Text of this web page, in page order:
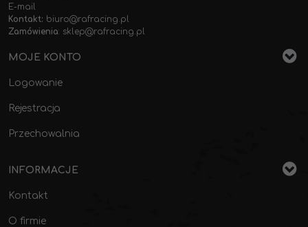
E-mail
Kontakt: biuro@rafracing.pl
Zamówienia: sklep@rafracing.pl
MOJE KONTO
Logowanie
Rejestracja
Przechowalnia
INFORMACJE
Kontakt
O firmie